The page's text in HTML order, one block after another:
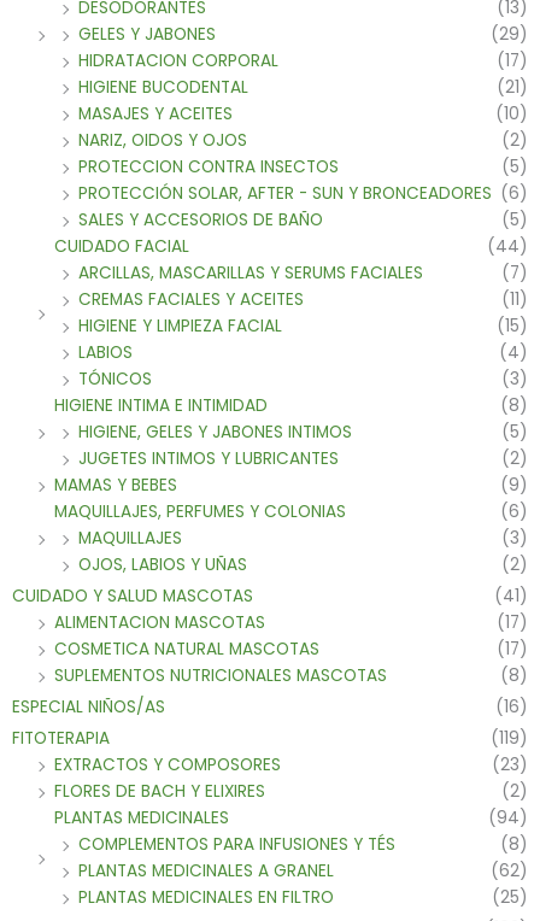
DESODORANTES
(13)
GELES Y JABONES
(29)
HIDRATACION CORPORAL
(17)
HIGIENE BUCODENTAL
(21)
MASAJES Y ACEITES
(10)
NARIZ, OIDOS Y OJOS
(2)
PROTECCION CONTRA INSECTOS
(5)
PROTECCIÓN SOLAR, AFTER - SUN Y BRONCEADORES (6)
SALES Y ACCESORIOS DE BAÑO
(5)
CUIDADO FACIAL
(44)
ARCILLAS, MASCARILLAS Y SERUMS FACIALES
(7)
CREMAS FACIALES Y ACEITES
(11)
HIGIENE Y LIMPIEZA FACIAL
(15)
LABIOS
(4)
TÓNICOS
(3)
HIGIENE INTIMA E INTIMIDAD
(8)
HIGIENE, GELES Y JABONES INTIMOS
(5)
JUGETES INTIMOS Y LUBRICANTES
(2)
MAMAS Y BEBES
(9)
MAQUILLAJES, PERFUMES Y COLONIAS
(6)
MAQUILLAJES
(3)
OJOS, LABIOS Y UÑAS
(2)
CUIDADO Y SALUD MASCOTAS
(41)
ALIMENTACION MASCOTAS
(17)
COSMETICA NATURAL MASCOTAS
(17)
SUPLEMENTOS NUTRICIONALES MASCOTAS
(8)
ESPECIAL NIÑOS/AS
(16)
FITOTERAPIA
(119)
EXTRACTOS Y COMPOSORES
(23)
FLORES DE BACH Y ELIXIRES
(2)
PLANTAS MEDICINALES
(94)
COMPLEMENTOS PARA INFUSIONES Y TÉS
(8)
PLANTAS MEDICINALES A GRANEL
(62)
PLANTAS MEDICINALES EN FILTRO
(25)